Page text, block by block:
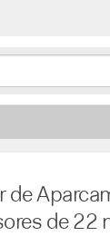
de
de 22